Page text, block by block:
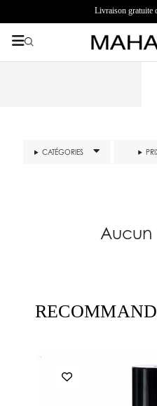
Livraison gratuite
CATÉGORIES
Aucun